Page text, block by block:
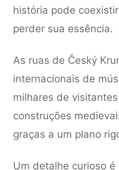
história pode
perder sua essência.
As ruas de Český
internacionais de
milhares de
construções
graças a um plano
Um detalhe curioso